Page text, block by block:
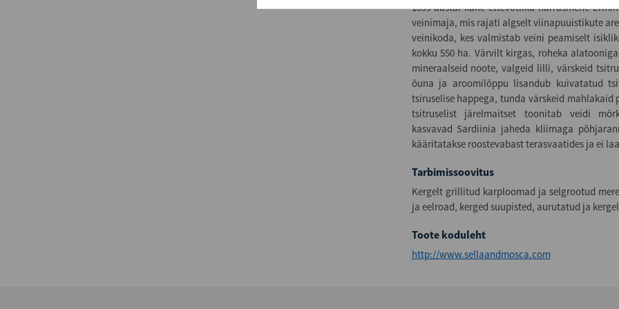
1899 aastal kahe ettevõtliku härrasmehe
veinimaja, mis rajati algselt viinapuuistikute
veinikoda, kes valmistab veini peamiselt
kokku 550 ha. Värvilt kirgas, roheka
mineraalseid noote, valgeid lilli, värskeid
õuna ja aroomilõppu lisandub kuivatatud
tsiruselise happega, tunda värskeid
tsitruselist järelmaitset toonitab veidi
kasvavad Sardiinia jaheda kliimaga
kääritatakse roostevabast terasvaatides ja ei
Tarbimissoovitus
Kergelt grillitud karploomad ja selgrootud
ja eelroad, kerged suupisted, aurutatud ja
Toote koduleht
http://www.sellaandmosca.com